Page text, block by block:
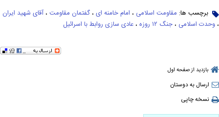
برچسب ها: مقاومت اسلامی ، امام خامنه ای ، گفتمان مقاومت ، آقای شهید ایران
، وحدت اسلامی ، جنگ ۱۲ روزه ، عادی سازی روابط با اسرائیل
بازدید از صفحه اول
ارسال به دوستان
نسخه چاپی